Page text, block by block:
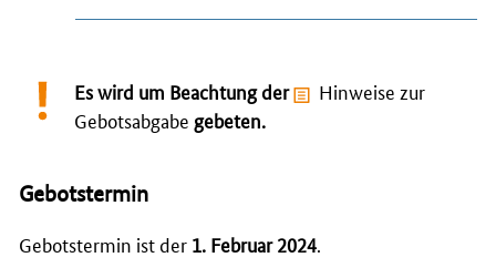
Es wird um Beachtung der
Hinweise zur
Gebotsabgabe gebeten.
Gebotstermin
Gebotstermin ist der 1. Februar 2024.